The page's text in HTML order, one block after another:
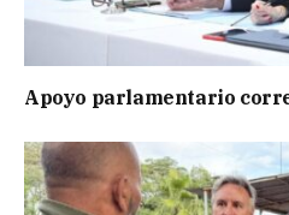
Apoyo parlamentario